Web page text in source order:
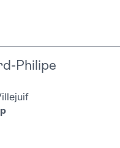
Philipe